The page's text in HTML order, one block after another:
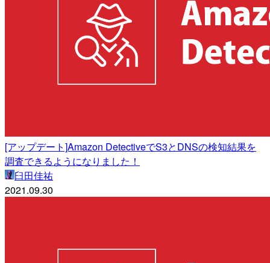
[アップデート]Amazon DetectiveでS3とDNSの検知結果を
調査できるようになりました！
臼田佳祐
2021.09.30